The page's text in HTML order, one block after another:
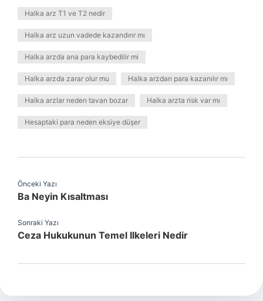
Halka arz T1 ve T2 nedir
Halka arz uzun vadede kazandırır mı
Halka arzda ana para kaybedilir mi
Halka arzda zarar olur mu Halka arzdan para kazanılır mı
Halka arzlar neden tavan bozar Halka arzta risk var mı
Hesaptaki para neden eksiye düşer
Önceki Yazı
Ba Neyin Kısaltması
Sonraki Yazı
Ceza Hukukunun Temel Ilkeleri Nedir